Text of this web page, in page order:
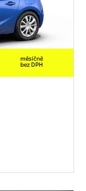
měsíčně
bez DPH